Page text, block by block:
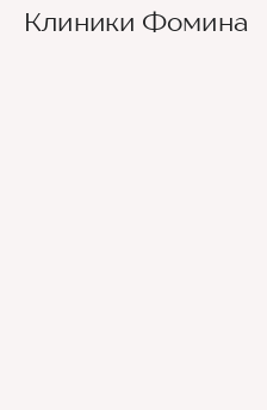
Ведущие врачи региона
Клиники Фомина